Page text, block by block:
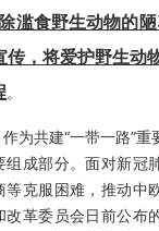
除滥食野生动物的
传，将爱护野生动
。
为共建“一带一路”
成部分。面对新冠
等克服困难，推动中
革委员会日前公布